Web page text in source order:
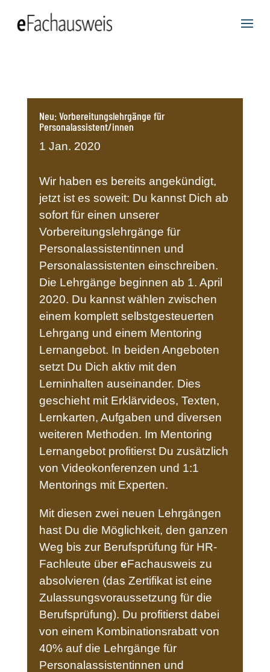
Neu: Vorbereitungslehrgänge für
Personalassistent/innen
1 Jan. 2020
Wir haben es bereits angekündigt,
jetzt ist es soweit: Du kannst Dich ab
sofort für einen unserer
Vorbereitungslehrgänge für
Personalassistentinnen und
Personalassistenten einschreiben.
Die Lehrgänge beginnen ab 1. April
2020. Du kannst wählen zwischen
einem komplett selbstgesteuerten
Lehrgang und einem Mentoring
Lernangebot. In beiden Angeboten
setzt Du Dich aktiv mit den
Lerninhalten auseinander. Dies
geschieht mit Erklärvideos, Texten,
Lernkarten, Aufgaben und diversen
weiteren Methoden. Im Mentoring
Lernangebot profitierst Du zusätzlich
von Videokonferenzen und 1:1
Mentorings mit Experten.
Mit diesen zwei neuen Lehrgängen
hast Du die Möglichkeit, den ganzen
Weg bis zur Berufsprüfung für HR-
Fachleute über eFachausweis zu
absolvieren (das Zertifikat ist eine
Zulassungsvoraussetzung für die
Berufsprüfung). Du profitierst dabei
von einem Kombinationsrabatt von
40% auf die Lehrgänge für
Personalassistentinnen und